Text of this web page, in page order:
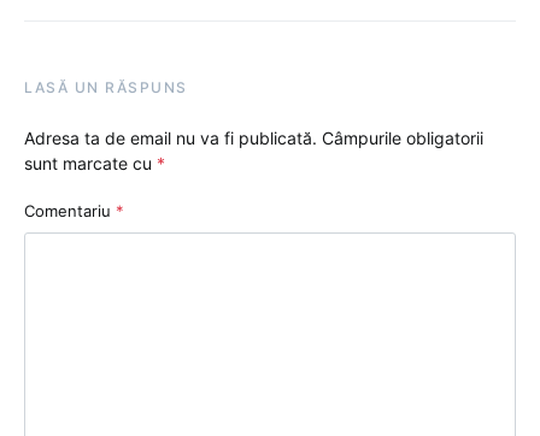
LASĂ UN RĂSPUNS
Adresa ta de email nu va fi publicată. Câmpurile obligatorii
sunt marcate cu *
Comentariu *